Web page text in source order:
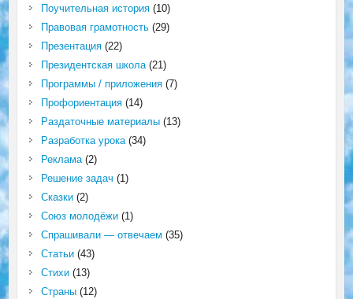
Поучительная история(10)
Правовая грамотность(29)
Презентация(22)
Президентская школа(21)
Программы / приложения(7)
Профориентация(14)
Раздаточные материалы(13)
Разработка урока(34)
Реклама(2)
Решение задач (1)
Сказки(2)
Союз молодёжи(1)
Спрашивали — отвечаем (35)
Статьи(43)
Стихи(13)
Страны(12)